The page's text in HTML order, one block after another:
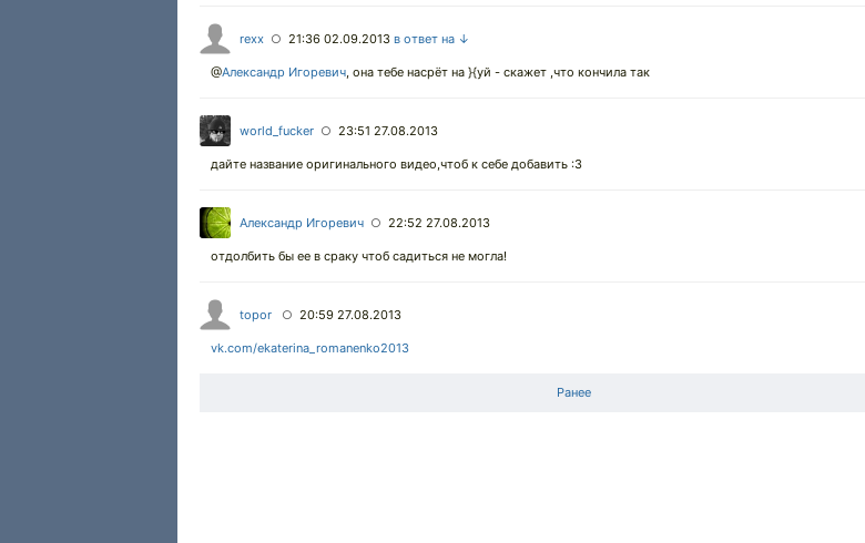
rexx ○ 21:36 02.09.2013 в ответ на ↓
@Александр Игоревич, она тебе насрёт на }{уй - скажет ,что кончила так
world_fucker ○ 23:51 27.08.2013
дайте название оригинального видео,чтоб к себе добавить :3
Александр Игоревич ○ 22:52 27.08.2013
отдолбить бы ее в сраку чтоб садиться не могла!
topor ○ 20:59 27.08.2013
vk.com/ekaterina_romanenko2013
Ранее